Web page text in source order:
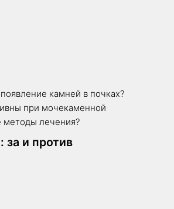
камней в почках?
при мочекаменной
методы лечения?
и против